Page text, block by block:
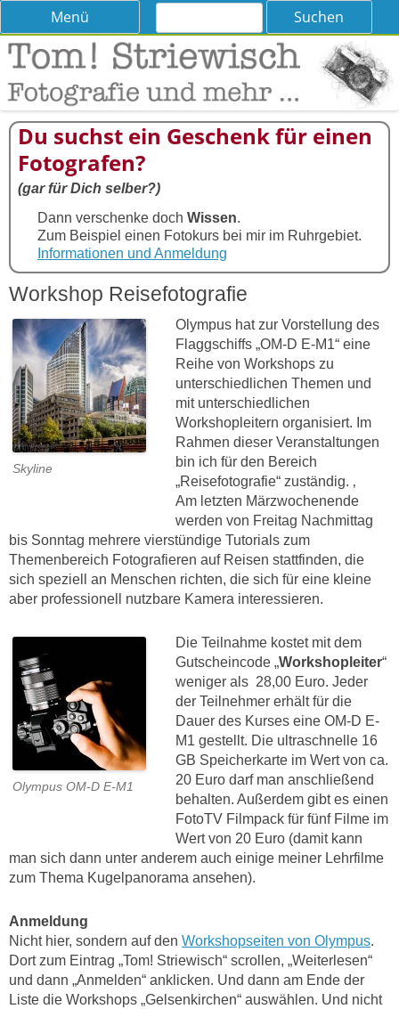
Tom! Striewisch – Fotografieren
lernen
Tipps und Tricks und Meinungen zur Fotografie
Menü
Skip
content
Suchen
Du suchst ein Geschenk für einen
Fotografen?
(gar für Dich selber?)
Dann verschenke doch Wissen.
Zum Beispiel einen Fotokurs bei mir im Ruhrgebiet.
Informationen und Anmeldung
Workshop Reisefotografie
Skyline
Olympus hat zur Vorstellung des
Flaggschiffs „OM-D E-M1“ eine
Reihe von Workshops zu
unterschiedlichen Themen und
mit unterschiedlichen
Workshopleitern organisiert. Im
Rahmen dieser Veranstaltungen
bin ich für den Bereich
„Reisefotografie“ zuständig. ‚
Am letzten Märzwochenende
werden von Freitag Nachmittag
bis Sonntag mehrere vierstündige Tutorials zum
Themenbereich Fotografieren auf Reisen stattfinden, die
sich speziell an Menschen richten, die sich für eine kleine
aber professionell nutzbare Kamera interessieren.
Olympus OM-D E-M1
Die Teilnahme kostet mit dem
Gutscheincode „Workshopleiter“
weniger als 28,00 Euro.Jeder
der Teilnehmer erhält für die
Dauer des Kurses eine OM-D E-
M1 gestellt. Die ultraschnelle 16
GB Speicherkarte im Wert von ca.
20 Euro darf man anschließend
behalten. Außerdem gibt es einen
FotoTV Filmpack für fünf Filme im
Wert von 20 Euro (damit kann
man sich dann unter anderem auch einige meiner Lehrfilme
zum Thema Kugelpanorama ansehen).
Anmeldung
Nicht hier, sondern auf den Workshopseiten von Olympus.
Dort zum Eintrag „Tom! Striewisch“ scrollen, „Weiterlesen“
und dann „Anmelden“ anklicken. Und dann am Ende der
Liste die Workshops „Gelsenkirchen“ auswählen. Und nicht